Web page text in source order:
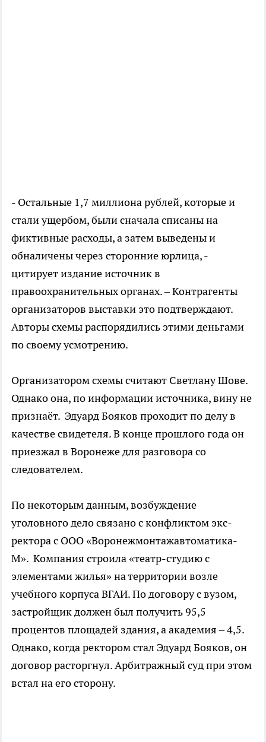
- Остальные 1,7 миллиона рублей, которые и
стали ущербом, были сначала списаны на
фиктивные расходы, а затем выведены и
обналичены через сторонние юрлица, -
цитирует издание источник в
правоохранительных органах. – Контрагенты
организаторов выставки это подтверждают.
Авторы схемы распорядились этими деньгами
по своему усмотрению.
Организатором схемы считают Светлану Шове.
Однако она, по информации источника, вину не
признаёт. Эдуард Бояков проходит по делу в
качестве свидетеля. В конце прошлого года он
приезжал в Воронеже для разговора со
следователем.
По некоторым данным, возбуждение
уголовного дело связано с конфликтом экс-
ректора с ООО «Воронежмонтажавтоматика-
М». Компания строила «театр-студию с
элементами жилья» на территории возле
учебного корпуса ВГАИ. По договору с вузом,
застройщик должен был получить 95,5
процентов площадей здания, а академия – 4,5.
Однако, когда ректором стал Эдуард Бояков, он
договор расторгнул. Арбитражный суд при этом
встал на его сторону.